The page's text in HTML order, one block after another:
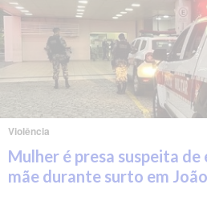
Violência
Mulher é presa suspeita
mãe durante surto em